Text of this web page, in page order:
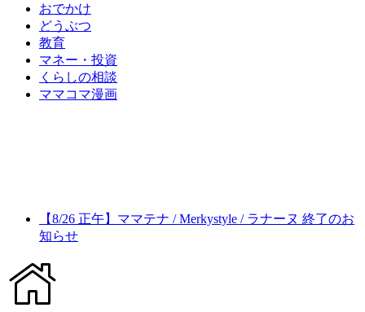
おでかけ
どうぶつ
教育
マネー・投資
くらしの相談
ママコマ漫画
【8/26 正午】ママテナ / Merkystyle / ラナーヌ 終了のお
知らせ